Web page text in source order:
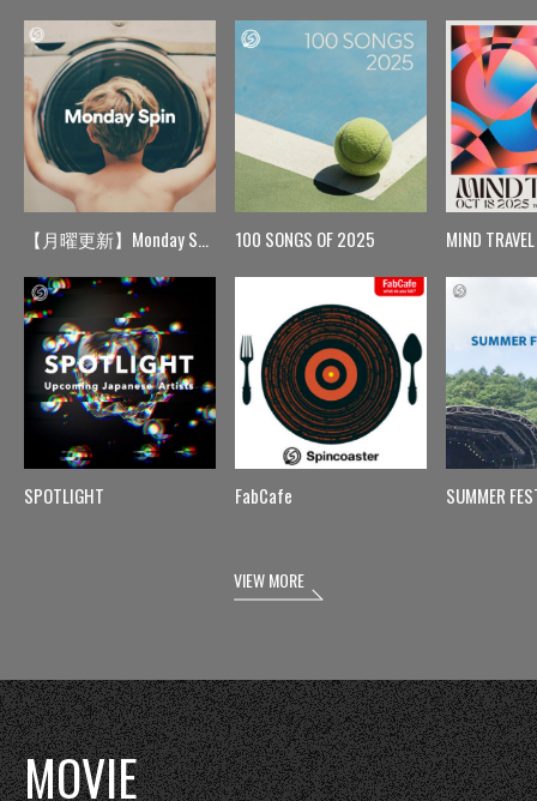
【月曜更新】Monday Spin
SPOTLIGHT
100 SONGS OF 2025
FabCafe
MIND TRAVEL
SUMMER
VIEW MORE
MOVIE